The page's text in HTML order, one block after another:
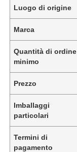
Luogo di origine
Marca
Quantità di ordine
minimo
Prezzo
Imballaggi
particolari
Termini di
pagamento